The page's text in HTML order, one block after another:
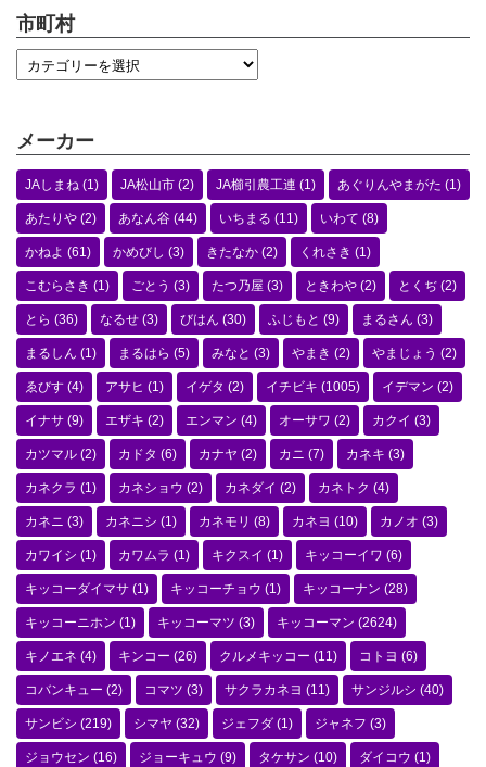
市町村
メーカー
JAしまね (1) JA松山市 (2) JA櫛引農工連 (1) あぐりんやまがた (1)
あたりや (2) あなん谷 (44) いちまる (11) いわて (8)
かねよ (61) かめびし (3) きたなか (2) くれさき (1)
こむらさき (1) ごとう (3) たつ乃屋 (3) ときわや (2) とくぢ (2)
とら (36) なるせ (3) びはん (30) ふじもと (9) まるさん (3)
まるしん (1) まるはら (5) みなと (3) やまき (2) やまじょう (2)
ゑびす (4) アサヒ (1) イゲタ (2) イチビキ (1005) イデマン (2)
イナサ (9) エザキ (2) エンマン (4) オーサワ (2) カクイ (3)
カツマル (2) カドタ (6) カナヤ (2) カニ (7) カネキ (3)
カネクラ (1) カネショウ (2) カネダイ (2) カネトク (4)
カネニ (3) カネニシ (1) カネモリ (8) カネヨ (10) カノオ (3)
カワイシ (1) カワムラ (1) キクスイ (1) キッコーイワ (6)
キッコーダイマサ (1) キッコーチョウ (1) キッコーナン (28)
キッコーニホン (1) キッコーマツ (3) キッコーマン (2624)
キノエネ (4) キンコー (26) クルメキッコー (11) コトヨ (6)
コバンキュー (2) コマツ (3) サクラカネヨ (11) サンジルシ (40)
サンビシ (219) シマヤ (32) ジェフダ (1) ジャネフ (3)
ジョウセン (16) ジョーキュウ (9) タケサン (10) ダイコウ (1)